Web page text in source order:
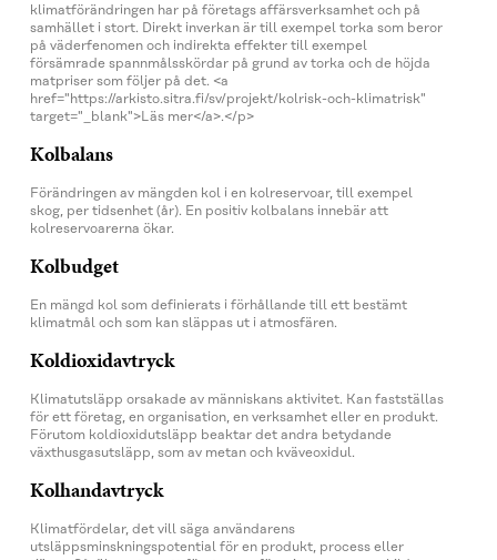
klimatförändringen har på företags affärsverksamhet och på
samhället i stort. Direkt inverkan är till exempel torka som beror
på väderfenomen och indirekta effekter till exempel
försämrade spannmålsskördar på grund av torka och de höjda
matpriser som följer på det. <a
href="https://arkisto.sitra.fi/sv/projekt/kolrisk-och-klimatrisk"
target="_blank">Läs mer</a>.</p>
Kolbalans
Förändringen av mängden kol i en kolreservoar, till exempel
skog, per tidsenhet (år). En positiv kolbalans innebär att
kolreservoarerna ökar.
Kolbudget
En mängd kol som definierats i förhållande till ett bestämt
klimatmål och som kan släppas ut i atmosfären.
Koldioxidavtryck
Klimatutsläpp orsakade av människans aktivitet. Kan fastställas
för ett företag, en organisation, en verksamhet eller en produkt.
Förutom koldioxidutsläpp beaktar det andra betydande
växthusgasutsläpp, som av metan och kväveoxidul.
Kolhandavtryck
Klimatfördelar, det vill säga användarens
utsläppsminskningspotential för en produkt, process eller